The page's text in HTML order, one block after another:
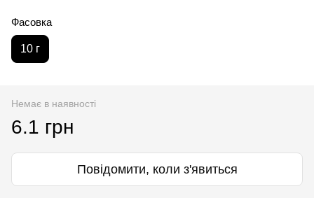
Фасовка
10 г
Немає в наявності
6.1 грн
Повідомити, коли з'явиться